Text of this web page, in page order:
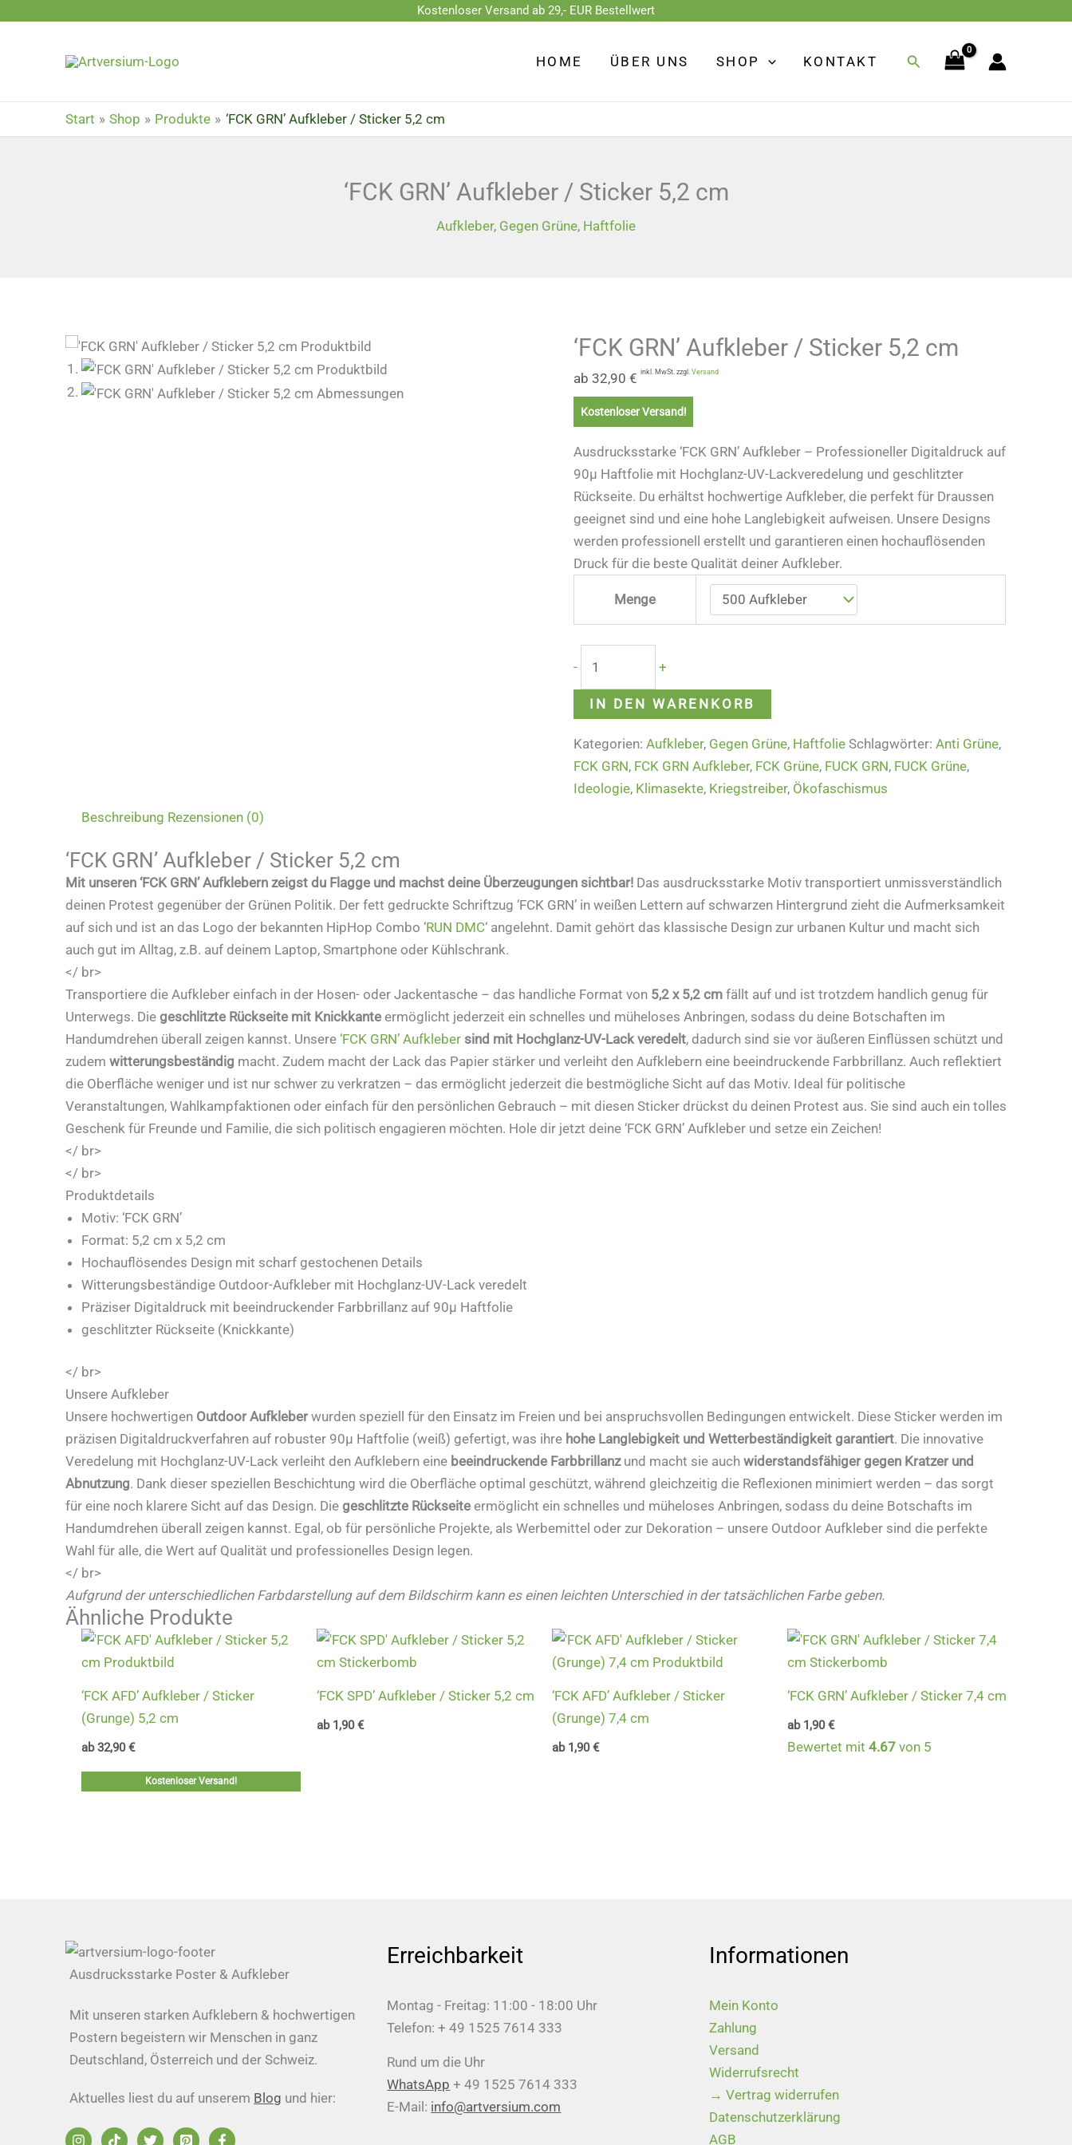
Kostenloser Versand ab 29,- EUR Bestellwert
HOME ÜBER UNS SHOP KONTAKT Suchen
Start Shop Produkte ‘FCK GRN’ Aufkleber / Sticker 5,2 cm
‘FCK GRN’ Aufkleber / Sticker 5,2 cm
Aufkleber, Gegen Grüne, Haftfolie
‘FCK GRN’ Aufkleber / Sticker 5,2 cm
ab32,90€ inkl. MwSt. zzgl.Versand
Kostenloser Versand!
Ausdrucksstarke ‘FCK GRN’ Aufkleber – Professioneller Digitaldruck auf
90µ Haftfolie mit Hochglanz-UV-Lackveredelung und geschlitzter
Rückseite. Du erhältst hochwertige Aufkleber, die perfekt für Draussen
geeignet sind und eine hohe Langlebigkeit aufweisen. Unsere Designs
werden professionell erstellt und garantieren einen hochauflösenden
Druck für die beste Qualität deiner Aufkleber.
Menge
-
Menge
+
IN DEN WARENKORB
Kategorien:Aufkleber, Gegen Grüne, Haftfolie Schlagwörter:Anti Grüne,
FCK GRN, FCK GRN Aufkleber, FCK Grüne, FUCK GRN, FUCK Grüne,
Ideologie, Klimasekte, Kriegstreiber, Ökofaschismus
Beschreibung Rezensionen (0)
‘FCK GRN’ Aufkleber / Sticker 5,2 cm
Mit unseren ‘FCK GRN’ Aufklebern zeigst du Flagge und machst deine Überzeugungen sichtbar! Das ausdrucksstarke Motiv transportiert unmissverständlich
deinen Protest gegenüber der Grünen Politik. Der fett gedruckte Schriftzug ‘FCK GRN’ in weißen Lettern auf schwarzen Hintergrund zieht die Aufmerksamkeit
auf sich und ist an das Logo der bekannten HipHop Combo ‘RUN DMC‘ angelehnt. Damit gehört das klassische Design zur urbanen Kultur und macht sich
auch gut im Alltag, z.B. auf deinem Laptop, Smartphone oder Kühlschrank.
</ br>
Transportiere die Aufkleber einfach in der Hosen- oder Jackentasche – das handliche Format von 5,2 x 5,2 cm fällt auf und ist trotzdem handlich genug für
Unterwegs. Die geschlitzte Rückseite mit Knickkante ermöglicht jederzeit ein schnelles und müheloses Anbringen, sodass du deine Botschaften im
Handumdrehen überall zeigen kannst. Unsere ‘FCK GRN’ Aufkleber sind mit Hochglanz-UV-Lack veredelt, dadurch sind sie vor äußeren Einflüssen schützt und
zudem witterungsbeständig macht. Zudem macht der Lack das Papier stärker und verleiht den Aufklebern eine beeindruckende Farbbrillanz. Auch reflektiert
die Oberfläche weniger und ist nur schwer zu verkratzen – das ermöglicht jederzeit die bestmögliche Sicht auf das Motiv. Ideal für politische
Veranstaltungen, Wahlkampfaktionen oder einfach für den persönlichen Gebrauch – mit diesen Sticker drückst du deinen Protest aus. Sie sind auch ein tolles
Geschenk für Freunde und Familie, die sich politisch engagieren möchten. Hole dir jetzt deine ‘FCK GRN’ Aufkleber und setze ein Zeichen!
</ br>
</ br>
Produktdetails
Motiv: ‘FCK GRN’
Format: 5,2 cm x 5,2 cm
Hochauflösendes Design mit scharf gestochenen Details
Witterungsbeständige Outdoor-Aufkleber mit Hochglanz-UV-Lack veredelt
Präziser Digitaldruck mit beeindruckender Farbbrillanz auf 90µ Haftfolie
geschlitzter Rückseite (Knickkante)
</ br>
Unsere Aufkleber
Unsere hochwertigen Outdoor Aufkleberwurden speziell für den Einsatz im Freien und bei anspruchsvollen Bedingungen entwickelt. Diese Sticker werden im
präzisen Digitaldruckverfahren auf robuster 90µ Haftfolie (weiß) gefertigt, was ihre hohe Langlebigkeit und Wetterbeständigkeit garantiert. Die innovative
Veredelung mit Hochglanz-UV-Lack verleiht den Aufklebern eine beeindruckende Farbbrillanzund macht sie auch widerstandsfähiger gegen Kratzer und
Abnutzung. Dank dieser speziellen Beschichtung wird die Oberfläche optimal geschützt, während gleichzeitig die Reflexionen minimiert werden – das sorgt
für eine noch klarere Sicht auf das Design. Die geschlitzte Rückseite ermöglicht ein schnelles und müheloses Anbringen, sodass du deine Botschafts im
Handumdrehen überall zeigen kannst. Egal, ob für persönliche Projekte, als Werbemittel oder zur Dekoration – unsere Outdoor Aufkleber sind die perfekte
Wahl für alle, die Wert auf Qualität und professionelles Design legen.
</ br>
Aufgrund der unterschiedlichen Farbdarstellung auf dem Bildschirm kann es einen leichten Unterschied in der tatsächlichen Farbe geben.
Ähnliche Produkte
‘FCK AFD’ Aufkleber / Sticker
(Grunge) 5,2 cm
ab32,90€
Kostenloser Versand!
‘FCK SPD’ Aufkleber / Sticker 5,2 cm
ab 1,90€
‘FCK AFD’ Aufkleber / Sticker
(Grunge) 7,4 cm
ab 1,90€
‘FCK GRN’ Aufkleber / Sticker 7,4 cm
ab 1,90€
Bewertet mit 4.67 von 5
Ausdrucksstarke Poster & Aufkleber
Mit unseren starken Aufklebern & hochwertigen
Postern begeistern wir Menschen in ganz
Deutschland, Österreich und der Schweiz.
Aktuelles liest du auf unserem Blog und hier:
Erreichbarkeit
Montag - Freitag: 11:00 - 18:00 Uhr
Telefon: + 49 1525 7614 333
Rund um die Uhr
WhatsApp + 49 1525 7614 333
E-Mail: info@artversium.com
Informationen
Mein Konto
Zahlung
Versand
Widerrufsrecht
→ Vertrag widerrufen
Datenschutzerklärung
AGB